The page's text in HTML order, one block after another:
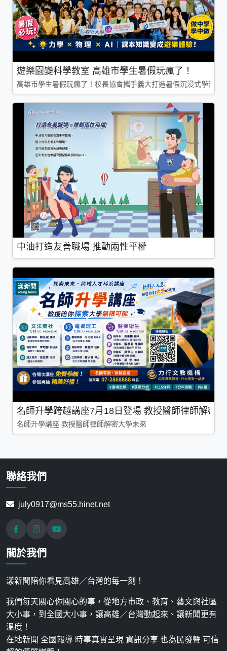
遊樂園變科學教室 高雄市學生暑假玩瘋了！
高雄市學生暑假玩瘋了！校長協會攜手義大打造暑假沉浸式學習基
中油打造友善職場 推動兩性平權
名師升學跨越講座7月18日登場 教授醫師律師解密
名師升學講座 教授醫師律師解密大學未來
聯絡我們
july0917@ms55.hinet.net
關於我們
漾新聞陪你看見高雄／台灣的每一刻！
我們每天關心你關心的事，從地方市政、教育、藝文與社區
大小事，到全國大小事，讓高雄／台灣動起來、讓新聞更有
溫度！
在地新聞 全國報導 時事真實呈現 資訊分享 也為民發聲 可信